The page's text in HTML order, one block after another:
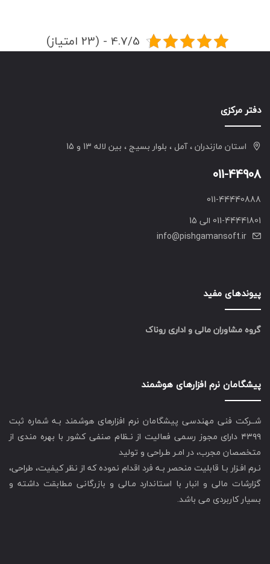
4.7/5 - (23 امتیاز)
دفتر مرکزی
استان مازندران ، آمل ، بلوار بسیج ، بین لاله 13 و 15
011-44908
011-44440888
011-44441801 الی 15
info@pishgamansoft.ir
پیوندهای مفید
گروه مشاوران مالی و اداری روناک
پیشگامان نرم افزارهای هوشمند
شــرکت فنی مهندسی پیشگامان نرم افزارهای هوشمند بـه شماره ثبت
۴۳۹۹ دارای مجوز رسمی فعالیت از نـظام صنفی کشور با بهره مندی از
متخصصان مجرب، در امـر طـراحی و تولید
نـرم افـزار بـا قابلیت منحصر بـه فرد اقدام نموده که از نظر کیفیت، طراحی،
گزارشات مالی و انبار با استاندارد مـالی و بازرگانی مطابقت داشته و
بسیار کاربردی می باشد.